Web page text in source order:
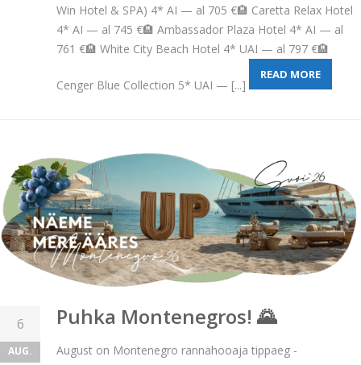
Win Hotel & SPA) 4* AI — al 705 €🏨 Caretta Relax Hotel
4* AI — al 745 €🏨 Ambassador Plaza Hotel 4* AI — al
761 €🏨 White City Beach Hotel 4* UAI — al 797 €🏨
Cenger Blue Collection 5* UAI — [...]
READ MORE
6
AUG.
Puhka Montenegros! 🌄
August on Montenegro rannahooaja tippaeg -